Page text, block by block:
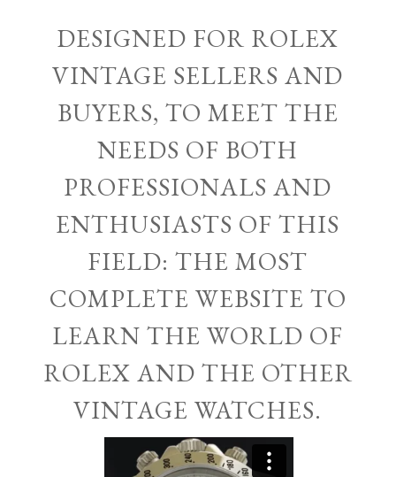
DESIGNED FOR ROLEX
VINTAGE SELLERS AND
BUYERS, TO MEET THE
NEEDS OF BOTH
PROFESSIONALS AND
ENTHUSIASTS OF THIS
FIELD: THE MOST
COMPLETE WEBSITE TO
LEARN THE WORLD OF
ROLEX AND THE OTHER
VINTAGE WATCHES.